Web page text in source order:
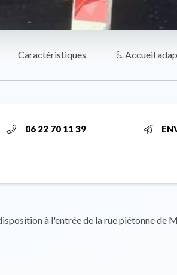
Caractéristiques ♿ Accueil
06 22 70 11 39
à l'entrée de la rue piétonne de